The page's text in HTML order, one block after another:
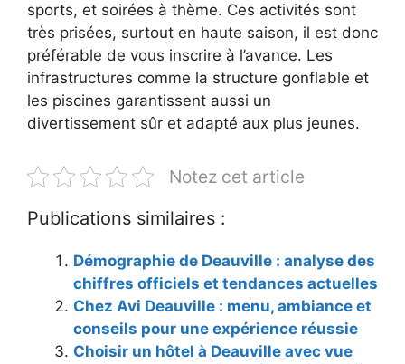
sports, et soirées à thème. Ces activités sont
très prisées, surtout en haute saison, il est donc
préférable de vous inscrire à l’avance. Les
infrastructures comme la structure gonflable et
les piscines garantissent aussi un
divertissement sûr et adapté aux plus jeunes.
Notez cet article
Publications similaires :
Démographie de Deauville : analyse des
chiffres officiels et tendances actuelles
Chez Avi Deauville : menu, ambiance et
conseils pour une expérience réussie
Choisir un hôtel à Deauville avec vue